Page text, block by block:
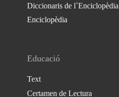
Diccionaris de l`Enciclopèdia
Enciclopèdia
Educació
Text
Certamen de Lectura